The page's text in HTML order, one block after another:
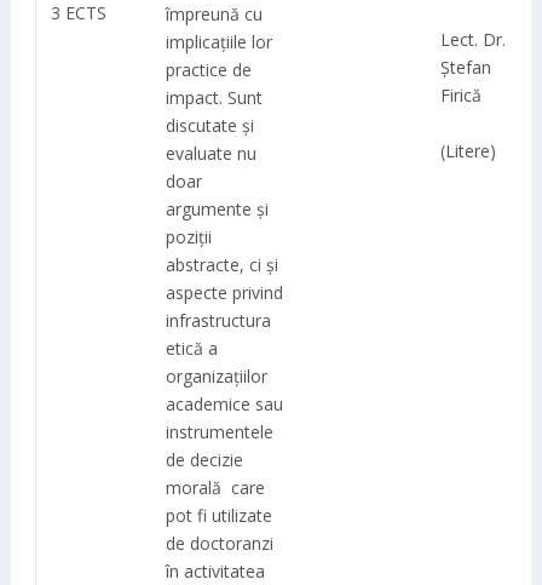
3 ECTS
împreună cu
implicațiile lor
practice de
impact. Sunt
discutate și
evaluate nu
doar
argumente și
poziții
abstracte, ci și
aspecte privind
infrastructura
etică a
organizațiilor
academice sau
instrumentele
de decizie
morală care
pot fi utilizate
de doctoranzi
în activitatea
Lect. Dr.
Ștefan
Firică
(Litere)